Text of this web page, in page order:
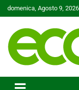
Skip
to
domenica, Agosto 9, 2026
Ecoo.it